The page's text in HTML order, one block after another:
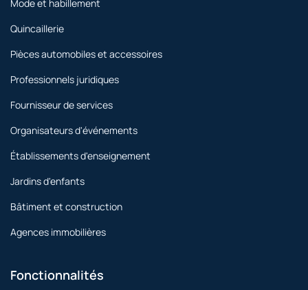
Mode et habillement
Quincaillerie
Pièces automobiles et accessoires
Professionnels juridiques
Fournisseur de services
Organisateurs d'événements
Établissements d'enseignement
Jardins d'enfants
Bâtiment et construction
Agences immobilières
Fonctionnalités